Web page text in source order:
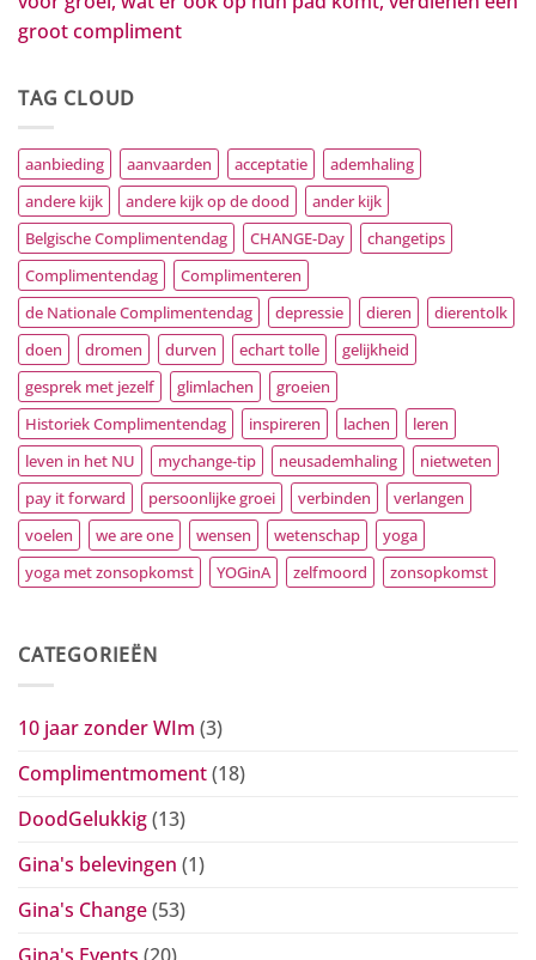
groot compliment
TAG CLOUD
aanbieding aanvaarden acceptatie
ademhaling
andere kijk
andere kijk op de dood
ander kijk
Belgische Complimentendag
CHANGE-Day
changetips
Complimentendag
Complimenteren
de Nationale Complimentendag
depressie dieren
dierentolk
doen
dromen durven echart tolle
gelijkheid
gesprek met jezelf
glimlachen
groeien
Historiek Complimentendag
inspireren lachen
leren
leven in het NU
mychange-tip neusademhaling
nietweten
pay it forward
persoonlijke groei verbinden
verlangen
voelen
we are one wensen wetenschap
yoga
yoga met zonsopkomst
YOGinA zelfmoord zonsopkomst
CATEGORIEËN
10 jaar zonder WIm (3)
Complimentmoment(18)
DoodGelukkig(13)
Gina's belevingen (1)
Gina's Change(53)